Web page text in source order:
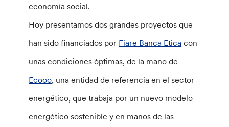
economía social.
Hoy presentamos dos grandes proyectos que
han sido financiados por Fiare Banca Etica con
unas condiciones óptimas, de la mano de
Ecooo, una entidad de referencia en el sector
energético, que trabaja por un nuevo modelo
energético sostenible y en manos de las